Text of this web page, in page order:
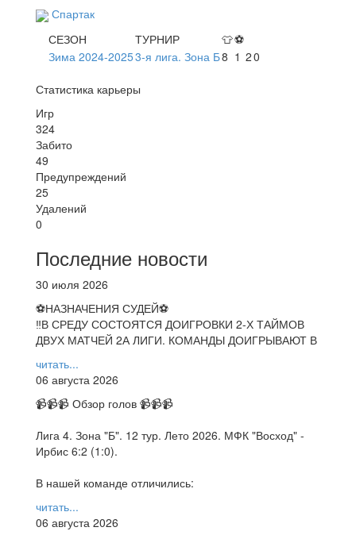
Спартак
СЕЗОН
ТУРНИР 👕⚽
Зима 2024-20253-я лига. Зона Б8 1 20
Статистика карьеры
Игр
324
Забито
49
Предупреждений
25
Удалений
0
Последние новости
30 июля 2026
⚽НАЗНАЧЕНИЯ СУДЕЙ⚽
‼В СРЕДУ СОСТОЯТСЯ ДОИГРОВКИ 2-Х ТАЙМОВ
ДВУХ МАТЧЕЙ 2А ЛИГИ. КОМАНДЫ ДОИГРЫВАЮТ В
читать...
06 августа 2026
📹📹📹 Обзор голов 📹📹📹
Лига 4. Зона "Б". 12 тур. Лето 2026. МФК "Восход" -
Ирбис 6:2 (1:0).
В нашей команде отличились:
читать...
06 августа 2026